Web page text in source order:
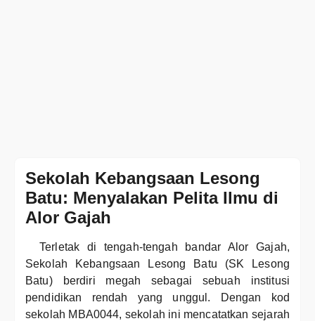
Sekolah Kebangsaan Lesong
Batu: Menyalakan Pelita Ilmu di
Alor Gajah
Terletak di tengah-tengah bandar Alor Gajah,
Sekolah Kebangsaan Lesong Batu (SK Lesong
Batu) berdiri megah sebagai sebuah institusi
pendidikan rendah yang unggul. Dengan kod
sekolah MBA0044, sekolah ini mencatatkan sejarah